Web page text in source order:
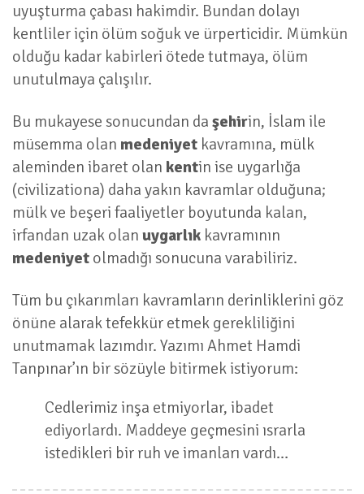
uyuşturma çabası hakimdir. Bundan dolayı
kentliler için ölüm soğuk ve ürperticidir. Mümkün
olduğu kadar kabirleri ötede tutmaya, ölüm
unutulmaya çalışılır.
Bu mukayese sonucundan da şehirin, İslam ile
müsemma olan medeniyet kavramına, mülk
aleminden ibaret olan kentin ise uygarlığa
(civilizationa) daha yakın kavramlar olduğuna;
mülk ve beşeri faaliyetler boyutunda kalan,
irfandan uzak olan uygarlık kavramının
medeniyet olmadığı sonucuna varabiliriz.
Tüm bu çıkarımları kavramların derinliklerini göz
önüne alarak tefekkür etmek gerekliliğini
unutmamak lazımdır. Yazımı Ahmet Hamdi
Tanpınar’ın bir sözüyle bitirmek istiyorum:
Cedlerimiz inşa etmiyorlar, ibadet
ediyorlardı. Maddeye geçmesini ısrarla
istedikleri bir ruh ve imanları vardı…